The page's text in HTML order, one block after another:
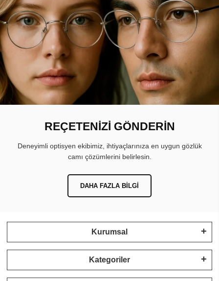
REÇETENİZİ GÖNDERİN
Deneyimli optisyen ekibimiz, ihtiyaçlarınıza en uygun gözlük
camı çözümlerini belirlesin.
DAHA FAZLA BILGI
Kurumsal
Kategoriler